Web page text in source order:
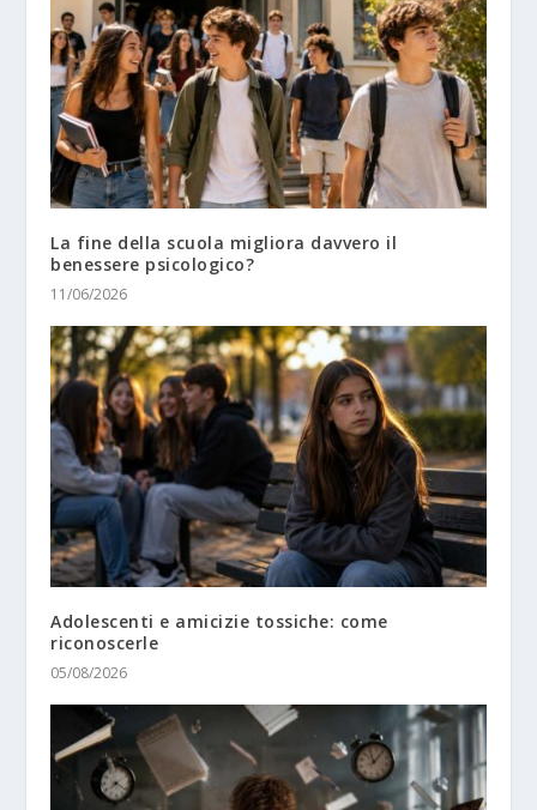
La fine della scuola migliora davvero il
benessere psicologico?
11/06/2026
Adolescenti e amicizie tossiche: come
riconoscerle
05/08/2026